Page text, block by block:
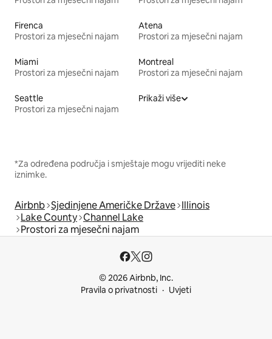
Firenca
Prostori za mjesečni najam
Atena
Prostori za mjesečni najam
Miami
Prostori za mjesečni najam
Montreal
Prostori za mjesečni najam
Seattle
Prostori za mjesečni najam
Prikaži više
*Za određena područja i smještaje mogu vrijediti neke
iznimke.
Airbnb Sjedinjene Američke Države Illinois
Lake County Channel Lake
Prostori za mjesečni najam
© 2026 Airbnb, Inc.
Pravila o privatnosti
Uvjeti